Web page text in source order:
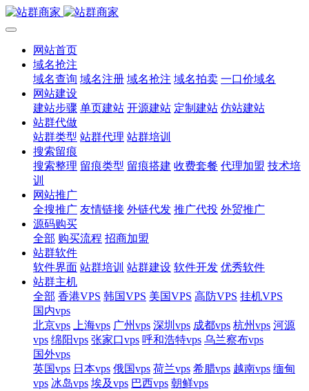
网站首页
域名抢注
域名查询 域名注册 域名抢注 域名拍卖 一口价域名
网站建设
建站步骤 单页建站 开源建站 定制建站 仿站建站
站群代做
站群类型 站群代理 站群培训
搜索留痕
搜索整理 留痕类型 留痕搭建 收费套餐 代理加盟 技术培
训
网站推广
全搜推广 友情链接 外链代发 推广代投 外贸推广
源码购买
全部 购买流程 招商加盟
站群软件
软件界面 站群培训 站群建设 软件开发 优秀软件
站群主机
全部 香港VPS 韩国VPS 美国VPS 高防VPS 挂机VPS
国内vps
北京vps
上海vps 广州vps 深圳vps 成都vps 杭州vps 河源
vps 绵阳vps 张家口vps 呼和浩特vps 乌兰察布vps
国外vps
英国vps 日本vps 俄国vps 荷兰vps 希腊vps 越南vps 缅甸
vps 冰岛vps 埃及vps 巴西vps 朝鲜vps